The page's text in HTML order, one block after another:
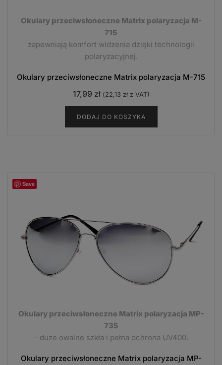
Okulary przeciwsłoneczne Matrix polaryzacja M-
715
zapewniają komfort widzenia dzięki technologii
polaryzacyjnej.
Okulary przeciwsłoneczne Matrix polaryzacja M-715
17,99 zł (22,13 złz VAT)
DODAJ DO KOSZYKA
Save
Okulary przeciwsłoneczne Matrix polaryzacja MP-
735
– duże owalne szkła i pełna ochrona UV400.
Okulary przeciwsłoneczne Matrix polaryzacja MP-